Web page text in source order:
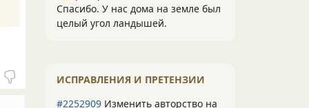
Спасибо. У нас дома на земле был
целый угол ландышей.
ИСПРАВЛЕНИЯ И ПРЕТЕНЗИИ
#2252909 Изменить авторство на